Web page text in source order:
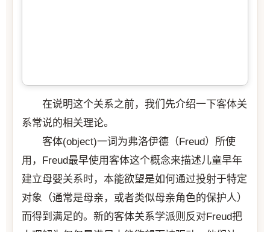
在说明这个关系之前，我们先介绍一下客体关
系常说的相关理论。
客体(object)一词为弗洛伊德（Freud）所使
用，Freud最早使用客体这个概念来描述儿童早年
建立母婴关系时，本能欲望是如何通过投射于特定
对象（通常是母亲，或者类似母亲角色的保护人）
而得到满足的。新的客体关系学派则反对Freud把